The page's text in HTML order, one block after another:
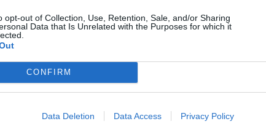
opt-out of Collection, Use, Retention, Sale, and/or Sharing
Data that Is Unrelated with the Purposes for which it
CONFIRM
Data Deletion Data Access Privacy Policy
a Parvalorem, que herdou os ativos do
pediu a insolvência da Imoholding e da
tentativa de recuperar uma parte de uma
empresário.